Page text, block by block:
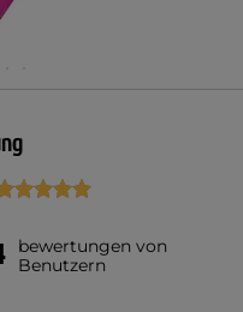
bewertungen von
Benutzern